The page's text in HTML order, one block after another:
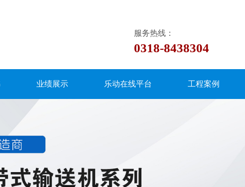
服务热线：
0318-8438304
业绩展示 乐动在线平台 工程案例